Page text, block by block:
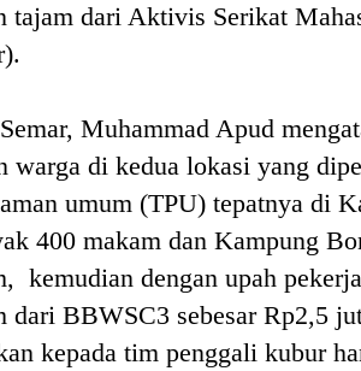
tajam dari Aktivis Serikat
Muhammad Apud
warga di kedua lokasi yang
umum (TPU) tepatnya di
400 makam dan Kampung
kemudian dengan upah
dari BBWSC3 sebesar Rp2,5
kepada tim penggali kubur